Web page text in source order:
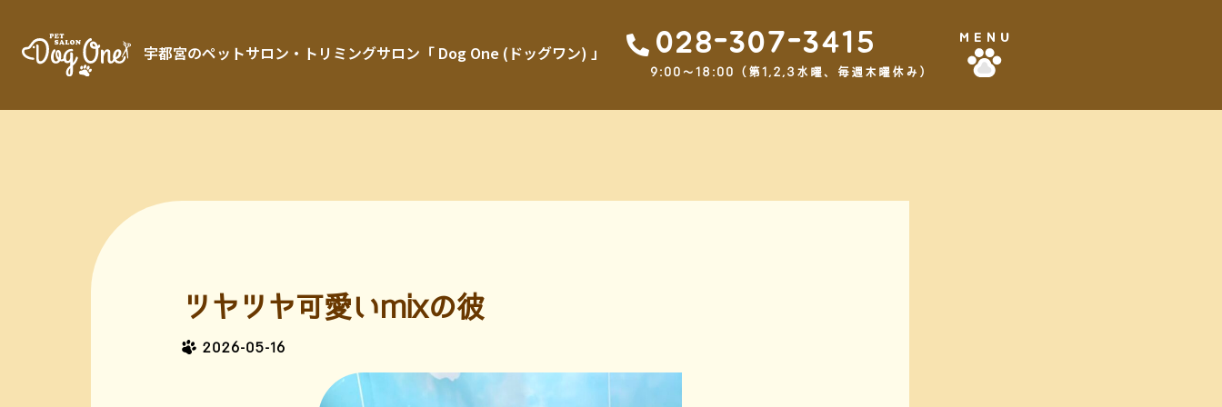
宇都宮のペットサロン・トリミングサロン「 Dog One (ドッグワン) 」 028-307-3415
9:00～18:00（第1,2,3水曜、毎週木曜休み）
MENU
ツヤツヤ可愛いmixの彼
2026-05-16